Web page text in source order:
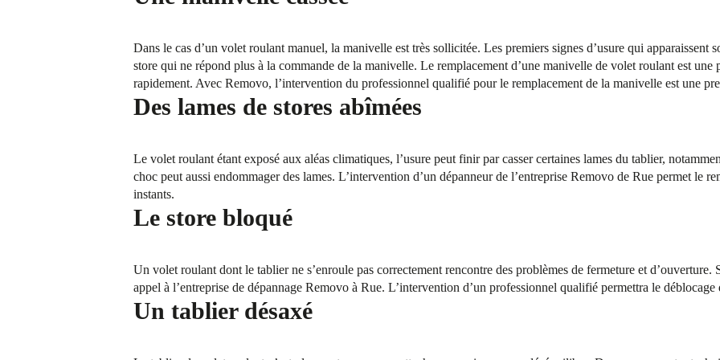
Dans le cas d’un volet roulant manuel, la manivelle est très sollicitée. Les premiers signes d’usure qui
store qui ne répond plus à la commande de la manivelle. Le remplacement d’une manivelle de volet roulant est une
rapidement. Avec Removo, l’intervention du professionnel qualifié pour le remplacement de la manivelle est une
Des lames de stores abîmées
Le volet roulant étant exposé aux aléas climatiques, l’usure peut finir par casser certaines lames du tablier,
choc peut aussi endommager des lames. L’intervention d’un dépanneur de l’entreprise Removo de Rue permet le
instants.
Le store bloqué
Un volet roulant dont le tablier ne s’enroule pas correctement rencontre des problèmes de fermeture et d’ouverture.
appel à l’entreprise de dépannage Removo à Rue. L’intervention d’un professionnel qualifié permettra le déblocage
Un tablier désaxé